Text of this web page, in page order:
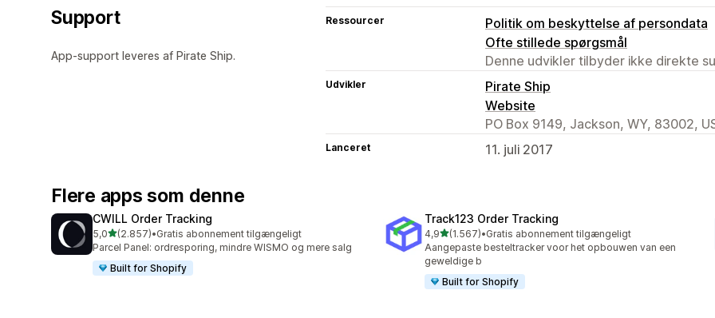
Support
App-support leveres af Pirate Ship.
Ressourcer
Politik om beskyttelse af persondata
Ofte stillede spørgsmål
Denne udvikler tilbyder ikke direkte
Udvikler
Pirate Ship
Website
PO Box 9149, Jackson, WY, 83002,
Lanceret 11. juli 2017
Flere apps som denne
CWILL Order Tracking
5,0ud af 5 stjerner
(2.857)
2857 anmeldelser i alt
•Gratis abonnement tilgængeligt
Parcel Panel: ordresporing, mindre WISMO og mere salg
Built for Shopify
Track123 Order Tracking
4,9ud af 5 stjerner
(1.567)
1567 anmeldelser i alt
•Gratis abonnement tilgængeligt
Aangepaste besteltracker voor het opbouwen van een
geweldige b
Built for Shopify